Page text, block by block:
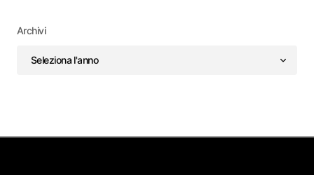
Archivi